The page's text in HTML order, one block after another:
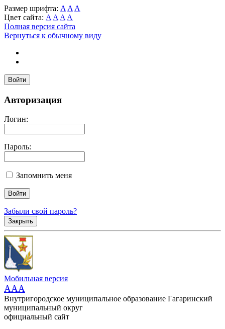
Размер шрифта: A A A
Цвет сайта: A A A A
Полная версия сайта
Вернуться к обычному виду
Войти
Авторизация
Логин:
Пароль:
Запомнить меня
Забыли свой пароль?
Закрыть
Мобильная версия
AAA
Внутригородское муниципальное образование Гагаринский
муниципальный округ
официальный сайт